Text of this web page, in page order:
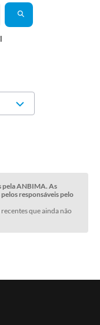
pela ANBIMA. As
responsáveis pelo
que ainda não